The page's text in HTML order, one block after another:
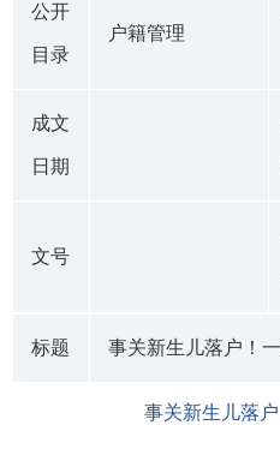
公开
目录
户籍管理
成文
日期
文号
标题 事关新生儿落户！
事关新生儿落户